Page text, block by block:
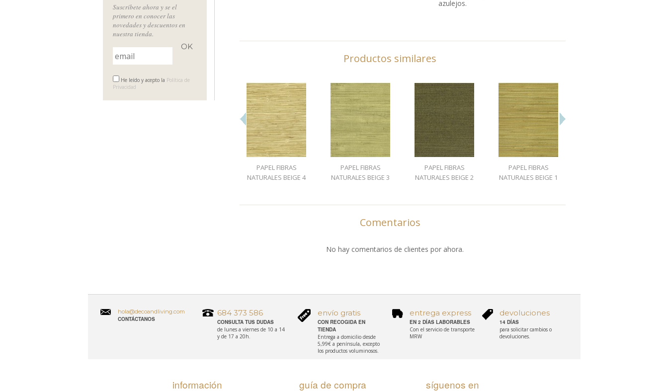
Suscríbete ahora y se el
primero en conocer las
novedades y descuentos en
nuestra tienda.
He leído y acepto la Política de
Privacidad
azulejos.
Productos similares
PAPEL FIBRAS
NATURALES BEIGE 4
PAPEL FIBRAS
NATURALES BEIGE 3
PAPEL FIBRAS
NATURALES BEIGE 2
PAPEL FIBRAS
NATURALES BEIGE 1
Comentarios
No hay comentarios de clientes por ahora.
hola@decoandliving.com
CONTÁCTANOS
684 373 586
CONSULTA TUS DUDAS
de lunes a viernes de 10 a 14
y de 17 a 20h.
envío gratis
CON RECOGIDA EN
TIENDA
Entrega a domicilio desde
5,99€ a península, excepto
los productos voluminosos.
entrega express
EN 2 DÍAS LABORABLES
Con el servicio de transporte
MRW
devoluciones
14 DÍAS
para solicitar cambios o
devoluciones.
información guía de compra síguenos en